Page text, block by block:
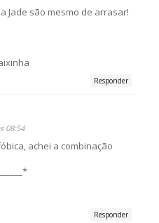
Jade são mesmo de arrasar!
Responder
08:54
achei a combinação
Responder